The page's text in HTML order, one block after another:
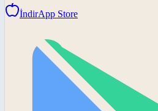
İndirApp Store